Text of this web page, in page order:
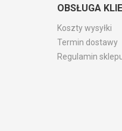
OBSŁUGA
Koszty wysyłki
Termin dostawy
Regulamin